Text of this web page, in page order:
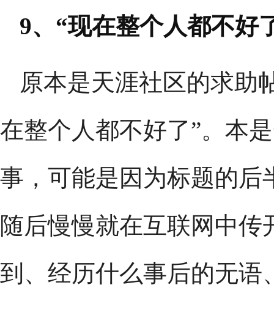
9、“现在整个人都不好
原本是天涯社区的求助
在整个人都不好了”。本
事，可能是因为标题的后
随后慢慢就在互联网中
到、经历什么事后的无语